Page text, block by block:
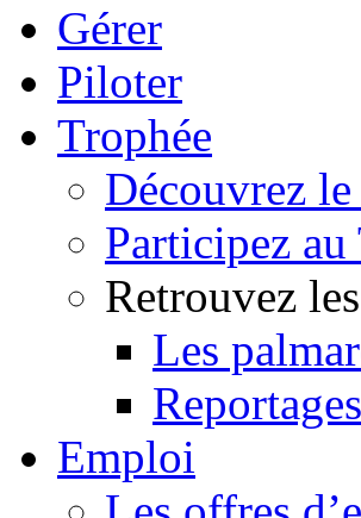
Gérer
Piloter
Trophée
Découvrez
Participez au
Retrouvez
Les
Emploi